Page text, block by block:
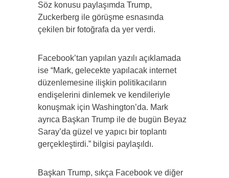
Söz konusu paylaşımda Trump,
Zuckerberg ile görüşme esnasında
çekilen bir fotoğrafa da yer verdi.
Facebook’tan yapılan yazılı açıklamada
ise “Mark, gelecekte yapılacak internet
düzenlemesine ilişkin politikacıların
endişelerini dinlemek ve kendileriyle
konuşmak için Washington’da. Mark
ayrıca Başkan Trump ile de bugün Beyaz
Saray’da güzel ve yapıcı bir toplantı
gerçekleştirdi.” bilgisi paylaşıldı.
Başkan Trump, sıkça Facebook ve diğer